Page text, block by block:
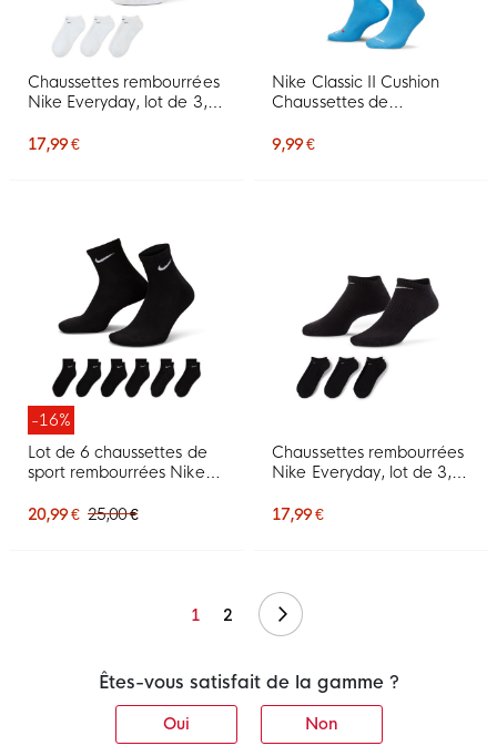
Chaussettes rembourrées
Nike Everyday, lot de 3,
17,99 €
Nike Classic II Cushion
Chaussettes de
9,99 €
-16%
Lot de 6 chaussettes de
sport rembourrées Nike
moyenne, noires et
20,99 € 25,00 €
Chaussettes rembourrées
Nike Everyday, lot de 3,
17,99 €
1 2 Suivant
Êtes-vous satisfait de la gamme ?
Oui Non